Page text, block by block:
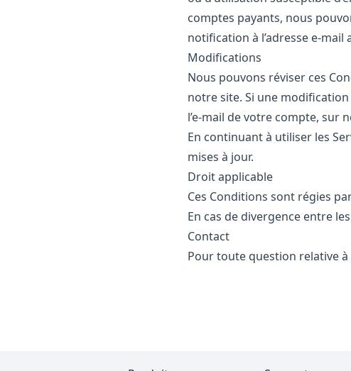
comptes payants, nous
notification à l’adresse e‑mail
Modifications
Nous pouvons réviser ces
notre site. Si une
l’e‑mail de votre compte, sur
En continuant à utiliser les
mises à jour.
Droit applicable
Ces Conditions sont régies
En cas de divergence entre
Contact
Pour toute question relative